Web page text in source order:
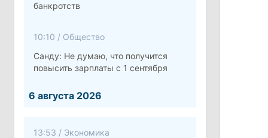
банкротств
10:10 / Общество
Санду: Не думаю, что получится
повысить зарплаты с 1 сентября
6 августа 2026
13:53 / Экономика